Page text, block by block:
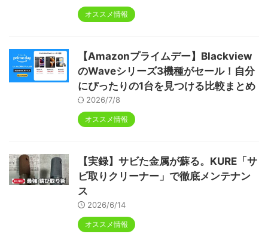
オススメ情報
【Amazonプライムデー】Blackview
のWaveシリーズ3機種がセール！自分
にぴったりの1台を見つける比較まとめ
2026/7/8
オススメ情報
【実録】サビた金属が蘇る。KURE「サ
ビ取りクリーナー」で徹底メンテナン
ス
2026/6/14
オススメ情報